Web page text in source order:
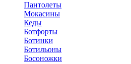
Пантолеты
Мокасины
Кеды
Ботфорты
Ботинки
Ботильоны
Босоножки